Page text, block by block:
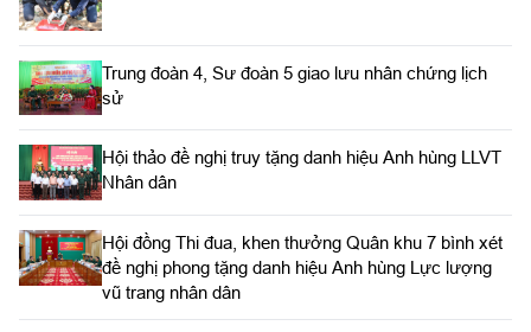
Trung đoàn 4, Sư đoàn 5 giao lưu nhân chứng lịch
sử
Hội thảo đề nghị truy tặng danh hiệu Anh hùng LLVT
Nhân dân
Hội đồng Thi đua, khen thưởng Quân khu 7 bình xét
đề nghị phong tặng danh hiệu Anh hùng Lực lượng
vũ trang nhân dân